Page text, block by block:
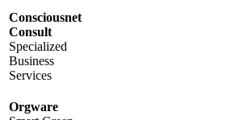
Consciousnet
Consult
Specialized
Business
Services
Orgware